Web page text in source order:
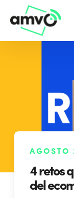
AGOSTO
4 retos
del